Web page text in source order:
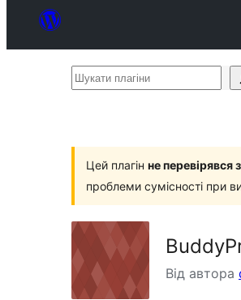
Шукати
Цей плагін не
проблеми сумісності при
Від автора